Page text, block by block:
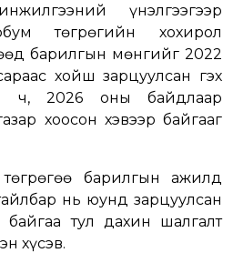
үнэлгээгээр
төгрөгийн хохирол
барилгын мөнгийг 2022
хойш зарцуулсан гэх
ч, 2026 оны байдлаар
хоосон хэвээр байгааг
барилгын ажилд
нь юунд зарцуулсан
байгаа тул дахин шалгалт
хүсэв.